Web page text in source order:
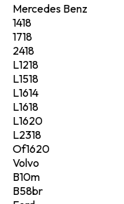
Mercedes Benz
1418
1718
2418
L1218
L1518
L1614
L1618
L1620
L2318
Of1620
Volvo
B10m
B58br